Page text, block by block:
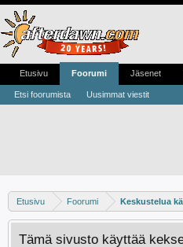
Etusivu Foorumi Keskustelua
Tämä sivusto käyttää
Etusivu Foorumi
Etsi foorumista Uusimmat viestit
Jäsenet